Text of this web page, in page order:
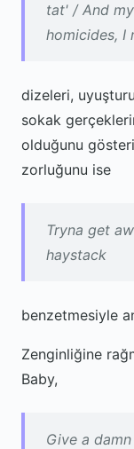
tat' / And
homicides, I
dizeleri,
sokak
olduğunu
zorluğunu ise
Tryna get
haystack
benzetmesiyle
Zenginliğine
Baby,
Give a